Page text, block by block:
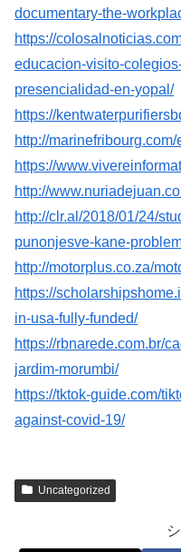
documentary-the-
https://
educacion-visito-
presencialidad-en-yopal/
https://
http://
https://
http://
http://clr.al/2018/01/24/
punonjesve-kane-
http://motorplus.co.za/
https://
in-usa-fully-funded/
https://rbnarede.com.br/
jardim-morumbi/
https://tktok-guide.com/
against-covid-19/
Uncategorized